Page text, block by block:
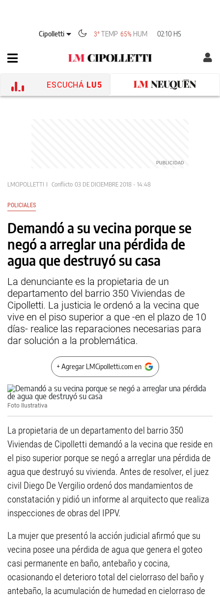
Cipolletti 3° TEMP 65% HUM 02:10 HS
ESCUCHÁ LU5
LMCIPOLLETTI Conflicto 03 DE DICIEMBRE 2018 - 14:48
POLICIALES
Demandó a su vecina porque se
negó a arreglar una pérdida de
agua que destruyó su casa
La denunciante es la propietaria de un
departamento del barrio 350 Viviendas de
Cipolletti. La justicia le ordenó a la vecina que
vive en el piso superior a que -en el plazo de 10
días- realice las reparaciones necesarias para
dar solución a la problemática.
+ Agregar LMCipolletti.com en
Foto Ilustrativa
La propietaria de un departamento del barrio 350
Viviendas de Cipolletti demandó a la vecina que reside en
el piso superior porque se negó a arreglar una pérdida de
agua que destruyó su vivienda. Antes de resolver, el juez
civil Diego De Vergilio ordenó dos mandamientos de
constatación y pidió un informe al arquitecto que realiza
inspecciones de obras del IPPV.
La mujer que presentó la acción judicial afirmó que su
vecina posee una pérdida de agua que genera el goteo
casi permanente en baño, antebaño y cocina,
ocasionando el deterioro total del cielorraso del baño y
antebaño, la acumulación de humedad en cielorraso de